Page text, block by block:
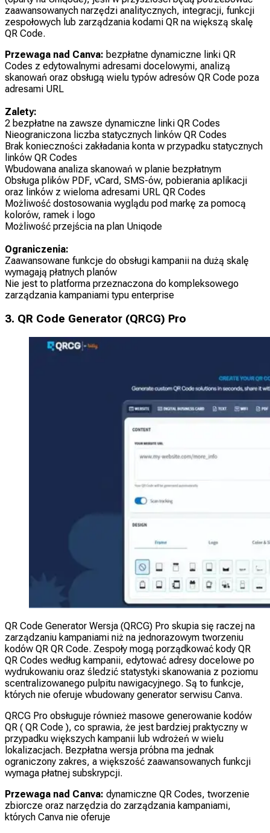
zaawansowanych narzędzi analitycznych, integracji, funkcji
zespołowych lub zarządzania kodami QR na większą skalę
QR Code.
Przewaga nad Canva: bezpłatne dynamiczne linki QR
Codes z edytowalnymi adresami docelowymi, analizą
skanowań oraz obsługą wielu typów adresów QR Code poza
adresami URL
Zalety:
2 bezpłatne na zawsze dynamiczne linki QR Codes
Nieograniczona liczba statycznych linków QR Codes
Brak konieczności zakładania konta w przypadku statycznych
linków QR Codes
Wbudowana analiza skanowań w planie bezpłatnym
Obsługa plików PDF, vCard, SMS-ów, pobierania aplikacji
oraz linków z wieloma adresami URL QR Codes
Możliwość dostosowania wyglądu pod markę za pomocą
kolorów, ramek i logo
Możliwość przejścia na plan Uniqode
Ograniczenia:
Zaawansowane funkcje do obsługi kampanii na dużą skalę
wymagają płatnych planów
Nie jest to platforma przeznaczona do kompleksowego
zarządzania kampaniami typu enterprise
3. QR Code Generator (QRCG) Pro
QR Code Generator Wersja (QRCG) Pro skupia się raczej na
zarządzaniu kampaniami niż na jednorazowym tworzeniu
kodów QR QR Code. Zespoły mogą porządkować kody QR
QR Codes według kampanii, edytować adresy docelowe po
wydrukowaniu oraz śledzić statystyki skanowania z poziomu
scentralizowanego pulpitu nawigacyjnego. Są to funkcje,
których nie oferuje wbudowany generator serwisu Canva.
QRCG Pro obsługuje również masowe generowanie kodów
QR ( QR Code ), co sprawia, że jest bardziej praktyczny w
przypadku większych kampanii lub wdrożeń w wielu
lokalizacjach. Bezpłatna wersja próbna ma jednak
ograniczony zakres, a większość zaawansowanych funkcji
wymaga płatnej subskrypcji.
Przewaga nad Canva: dynamiczne QR Codes, tworzenie
zbiorcze oraz narzędzia do zarządzania kampaniami,
których Canva nie oferuje